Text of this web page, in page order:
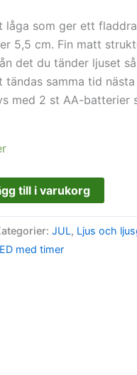
låga som ger ett
5,5 cm. Fin matt
det du tänder ljuset
samma tid
med 2 st AA-batterier
till i varukorg
JUL, Ljus och
med timer